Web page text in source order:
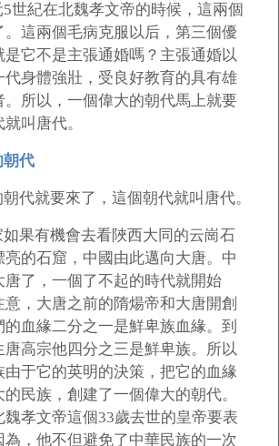
世紀在北魏孝文帝的時候，這兩個
這兩個毛病克服以后，第三個優
它不是主張通婚嗎？主張通婚以
代身體強壯，受良好教育的具有雄
。所以，一個偉大的朝代馬上就要
叫唐代。
朝代
代就要來了，這個朝代就叫唐代。
果有機會去看陜西大同的云崗石
亮的石窟，中國由此邁向大唐。中
唐了，一個了不起的時代就開始
，大唐之前的隋煬帝和大唐開創
血緣二分之一是鮮卑族血緣。到
唐高宗他四分之三是鮮卑族。所以
于它的英明的決策，把它的血緣
民族，創建了一個偉大的朝代。
魏孝文帝這個33歲去世的皇帝要表
，他不但避免了中華民族的一次